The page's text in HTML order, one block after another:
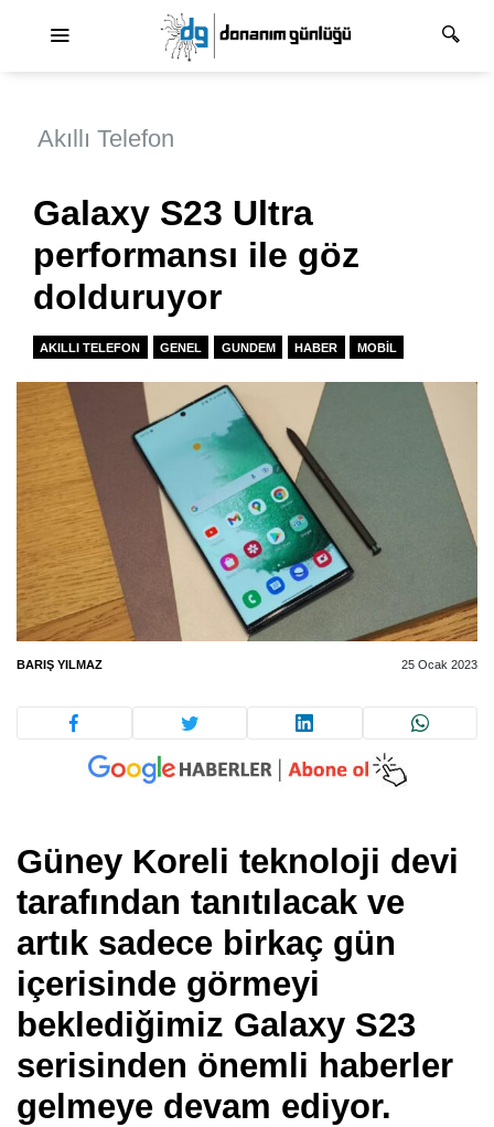
Akıllı Telefon
Galaxy S23 Ultra
performansı ile göz
dolduruyor
AKILLI TELEFON GENEL GUNDEM HABER MOBIL
BARIŞ YILMAZ 25 Ocak 2023
Güney Koreli teknoloji devi
tarafından tanıtılacak ve
artık sadece birkaç gün
içerisinde görmeyi
beklediğimiz Galaxy S23
serisinden önemli haberler
gelmeye devam ediyor.